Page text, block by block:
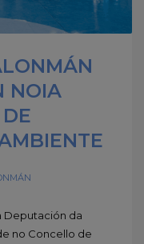
NOIA
Deputación da
no Concello de